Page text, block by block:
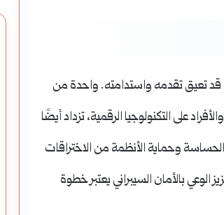
قد تعيق تقدمه واستدامته. واحدة من
على التكنولوجيا الرقمية، تزداد أيضًا
الحساسة وحماية الأنظمة من الاختراقات
بالأمان السيبراني يعتبر خطوة